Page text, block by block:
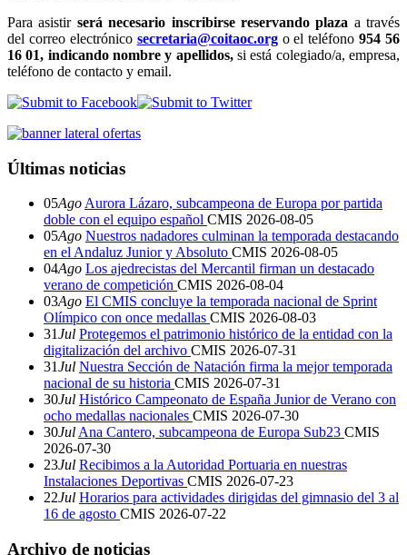
Para asistir será necesario inscribirse reservando plaza a través
del correo electrónico secretaria@coitaoc.orgo el teléfono954 56
16 01, indicando nombre y apellidos,si está colegiado/a, empresa,
teléfono de contacto y email.
Últimas noticias
05Ago Aurora Lázaro, subcampeona de Europa por partida
doble con el equipo español CMIS 2026-08-05
05Ago Nuestros nadadores culminan la temporada destacando
en el Andaluz Junior y Absoluto CMIS 2026-08-05
04Ago Los ajedrecistas del Mercantil firman un destacado
verano de competición CMIS 2026-08-04
03Ago El CMIS concluye la temporada nacional de Sprint
Olímpico con once medallas CMIS 2026-08-03
31Jul Protegemos el patrimonio histórico de la entidad con la
digitalización del archivo CMIS 2026-07-31
31Jul Nuestra Sección de Natación firma la mejor temporada
nacional de su historia CMIS 2026-07-31
30Jul Histórico Campeonato de España Junior de Verano con
ocho medallas nacionales CMIS 2026-07-30
30Jul Ana Cantero, subcampeona de Europa Sub23 CMIS
2026-07-30
23Jul Recibimos a la Autoridad Portuaria en nuestras
Instalaciones Deportivas CMIS 2026-07-23
22Jul Horarios para actividades dirigidas del gimnasio del 3 al
16 de agosto CMIS 2026-07-22
Archivo de noticias